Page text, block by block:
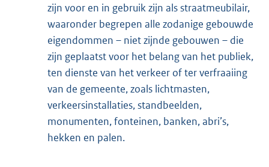
zijn voor en in gebruik zijn als straatmeubilair,
waaronder begrepen alle zodanige gebouwde
eigendommen – niet zijnde gebouwen – die
zijn geplaatst voor het belang van het publiek,
ten dienste van het verkeer of ter verfraaiing
van de gemeente, zoals lichtmasten,
verkeersinstallaties, standbeelden,
monumenten, fonteinen, banken, abri’s,
hekken en palen.